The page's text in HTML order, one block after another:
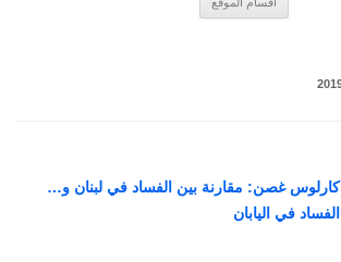
كارلوس غصن: مقارنة بين الفساد في لبنان و…
الفساد في اليابان